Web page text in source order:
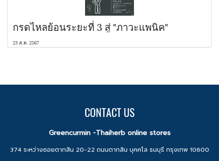
กรดไหลย้อนระยะที่ 3 สู่ "ภาวะแพนิค"
23 ส.ค. 2567
CONTACT US
Greencurmin -Thaiherb online stores
374 ระหว่างซอยตากสิน 20-22 ถนนตากสิน บุคคโล ธนบุรี กรุงเทพ 10600